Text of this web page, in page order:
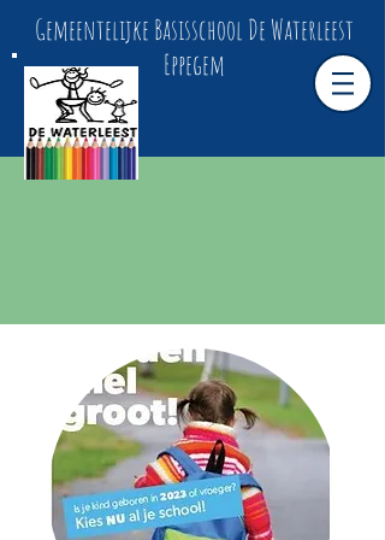
Gemeentelijke Basisschool De Waterleest
Eppegem